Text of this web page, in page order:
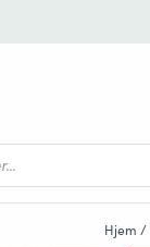
Hjem /